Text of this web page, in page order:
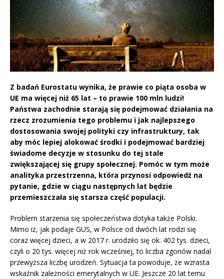
Z badań Eurostatu wynika, że prawie co piąta osoba w
UE ma więcej niż 65 lat – to prawie 100 mln ludzi!
Państwa zachodnie starają się podejmować działania na
rzecz zrozumienia tego problemu i jak najlepszego
dostosowania swojej polityki czy infrastruktury, tak
aby móc lepiej alokować środki i podejmować bardziej
świadome decyzje w stosunku do tej stale
zwiększającej się grupy społecznej. Pomóc w tym może
analityka przestrzenna, która przynosi odpowiedź na
pytanie, gdzie w ciągu następnych lat będzie
przemieszczała się starsza część populacji.
Problem starzenia się społeczeństwa dotyka także Polski.
Mimo iż, jak podaje GUS, w Polsce od dwóch lat rodzi się
coraz więcej dzieci, a w 2017 r. urodziło się ok. 402 tys. dzieci,
czyli o 20 tys. więcej niż rok wcześniej, to liczba zgonów nadal
przewyższa liczbę urodzeń. Sytuacja ta powoduje, że wzrasta
wskaźnik zależności emerytalnych w UE. Jeszcze 20 lat temu